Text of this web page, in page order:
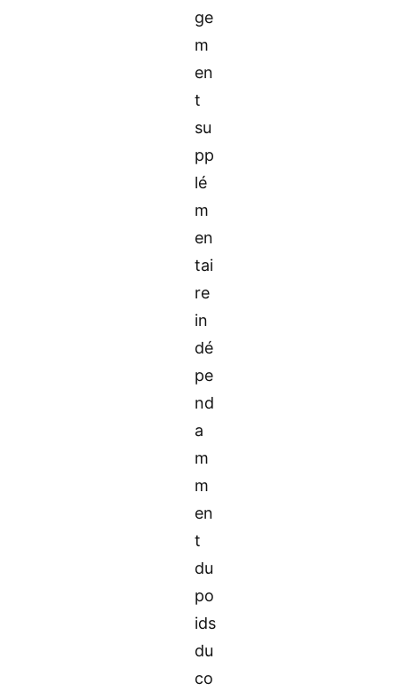
ge
m
en
t
su
pp
lé
m
en
tai
re
in
dé
pe
nd
a
m
m
en
t
du
po
ids
du
co